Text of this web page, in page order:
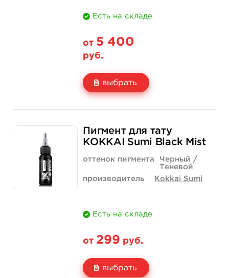
Есть на складе
от 5 400
руб.
выбрать
Количество
5 400 руб.
купить
Пигмент для тату
KOKKAI Sumi Black Mist
оттенок пигмента
Черный /
Теневой
производитель
Kokkai Sumi
Есть на складе
от 299 руб.
выбрать